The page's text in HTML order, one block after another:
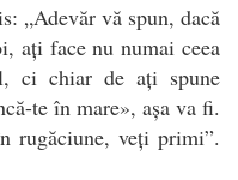
„Adevăr vă spun, dacă
ați face nu numai ceea
ci chiar de ați spune
te în mare», așa va fi.
rugăciune, veți primi”.